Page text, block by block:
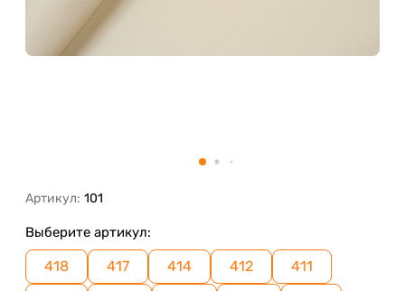
Артикул: 101
Выберите артикул:
418 417 414 412
411